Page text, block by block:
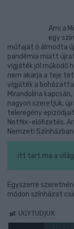
Ami a
egy
műfaját ő álmodta
pandémia miatt
vígjáték jól működő
nem akarja a feje
vígjáték a
Mirandolina
nagyon szeretjük,
teleregény
Netflix-előfizetés.
Nemzeti
itt tart ma a
Egyszerre
módon színházat